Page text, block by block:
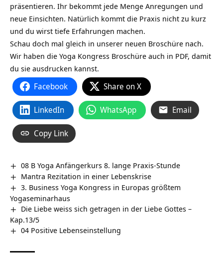
präsentieren. Ihr bekommt jede Menge Anregungen und
neue Einsichten. Natürlich kommt die Praxis nicht zu kurz
und du wirst tiefe Erfahrungen machen.
Schau doch mal gleich in unserer neuen Broschüre nach.
Wir haben die Yoga Kongress Broschüre auch in PDF, damit
du sie ausdrucken kannst.
Facebook Share on X
LinkedIn WhatsApp Email
Copy Link
08 B Yoga Anfängerkurs 8. lange Praxis-Stunde
Mantra Rezitation in einer Lebenskrise
3. Business Yoga Kongress in Europas größtem
Yogaseminarhaus
Die Liebe weiss sich getragen in der Liebe Gottes –
Kap.13/5
04 Positive Lebenseinstellung